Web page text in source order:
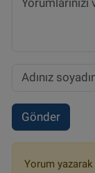
Gönder
Yorum yazarak